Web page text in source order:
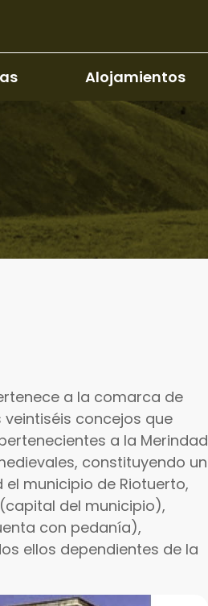
Alojamientos
a la comarca de
concejos que
a la Merindad
constituyendo un
municipio de Riotuerto,
del municipio),
con pedanía),
ellos dependientes de la